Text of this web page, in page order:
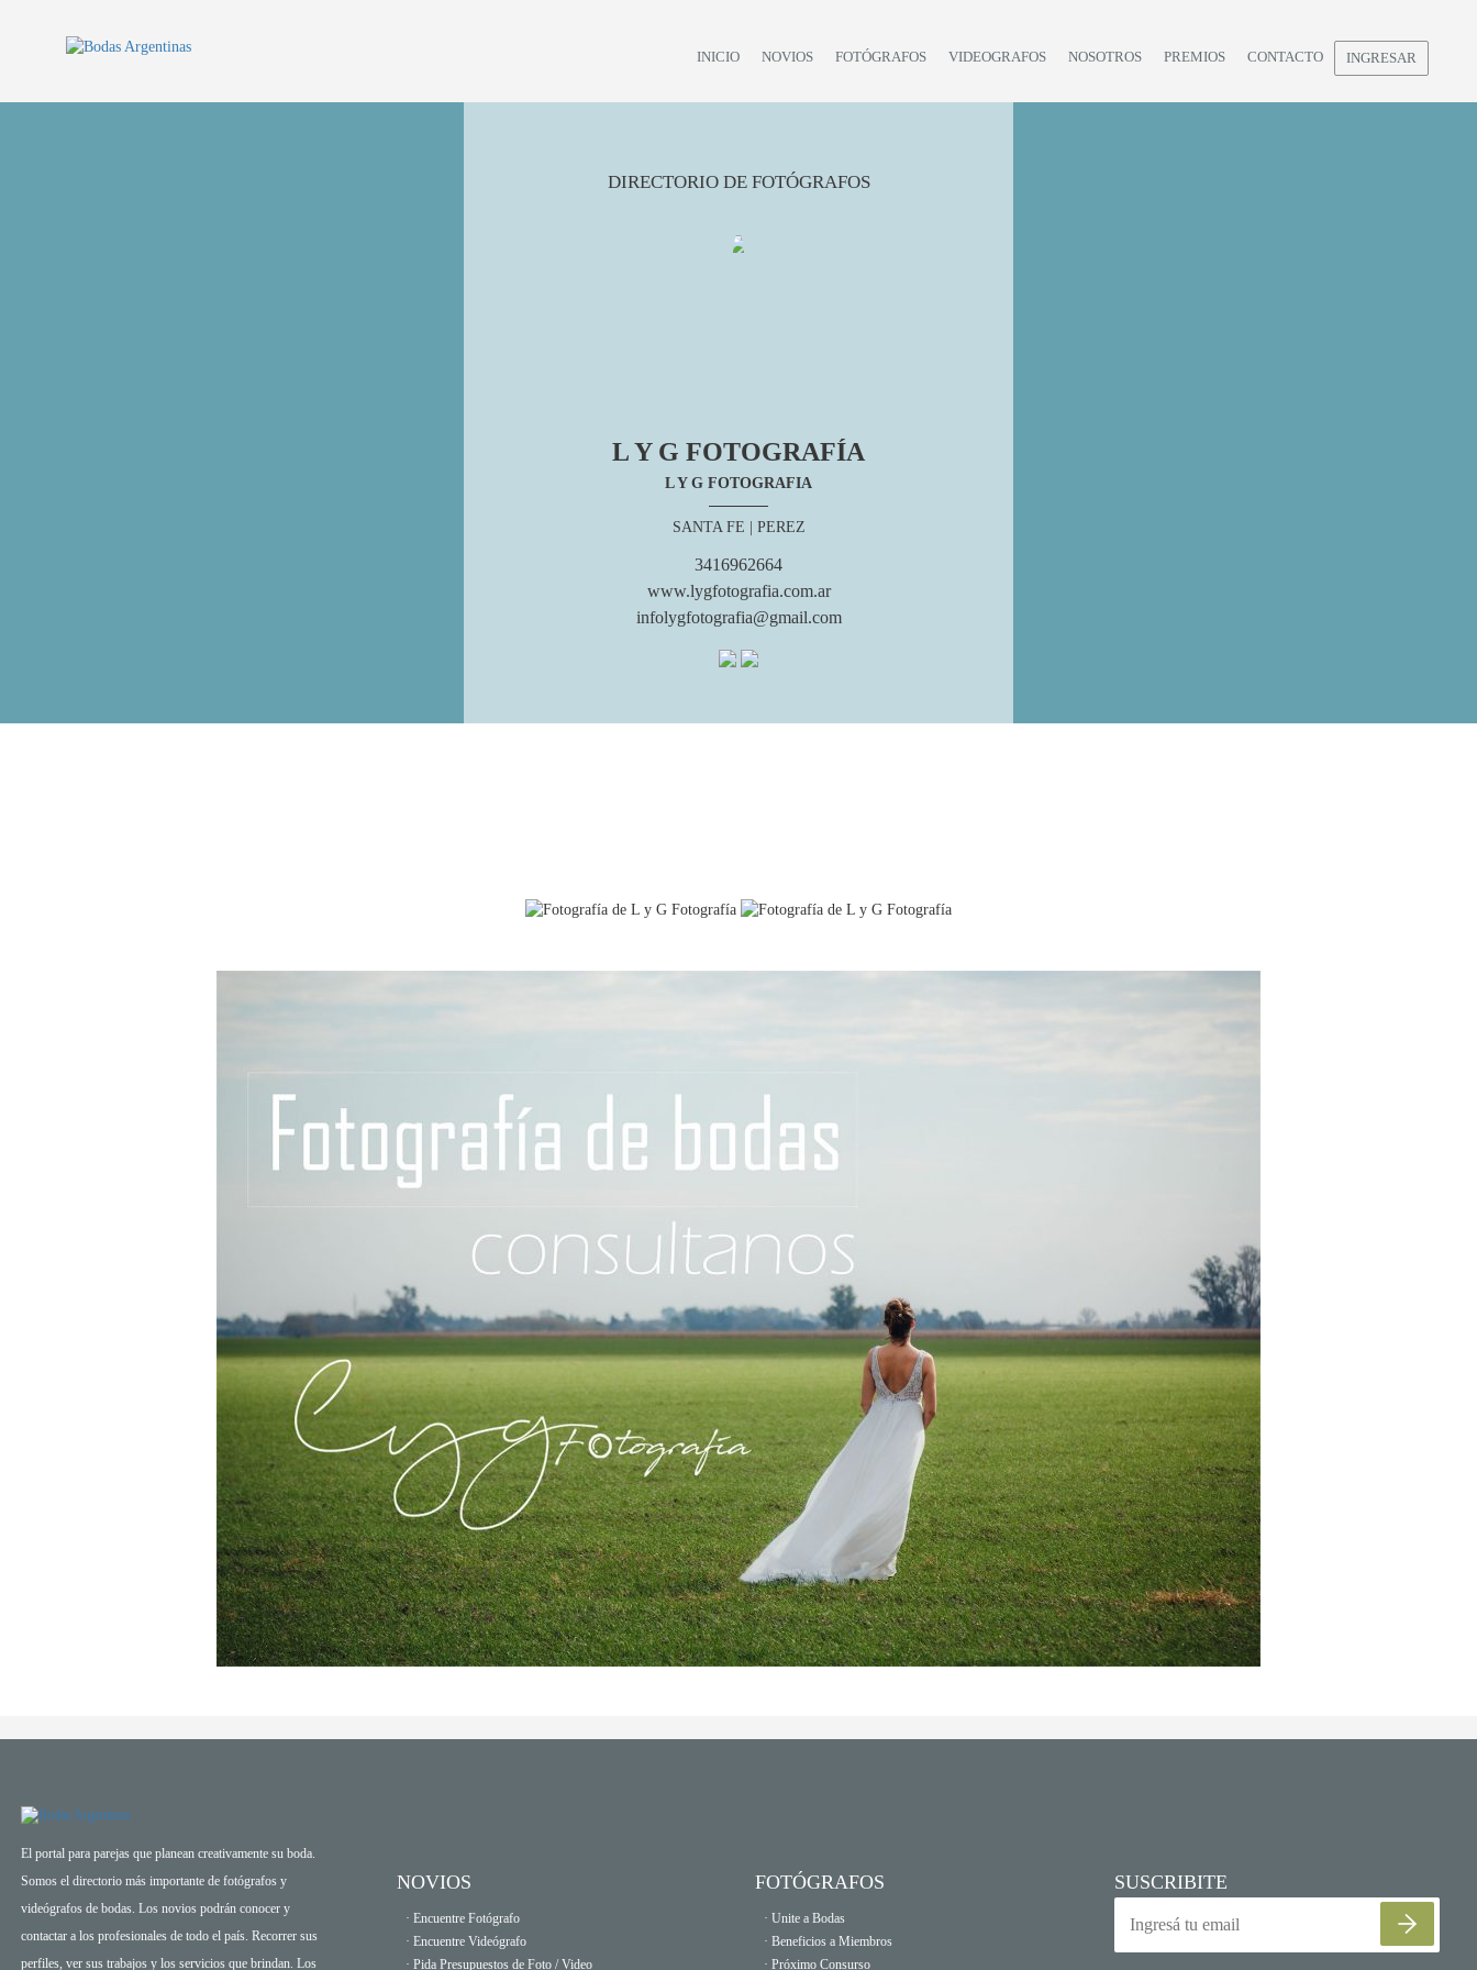
INICIO NOVIOS FOTÓGRAFOS VIDEOGRAFOS NOSOTROS PREMIOS CONTACTO INGRESAR
DIRECTORIO DE FOTÓGRAFOS
L Y G FOTOGRAFÍA
L Y G FOTOGRAFIA
SANTA FE | PEREZ
3416962664
www.lygfotografia.com.ar
infolygfotografia@gmail.com
El portal para parejas que planean creativamente su boda.
Somos el directorio más importante de fotógrafos y
videógrafos de bodas. Los novios podrán conocer y
contactar a los profesionales de todo el país. Recorrer sus
perfiles, ver sus trabajos y los servicios que brindan. Los
NOVIOS
· Encuentre Fotógrafo
· Encuentre Videógrafo
· Pida Presupuestos de Foto / Video
FOTÓGRAFOS
· Unite a Bodas
· Beneficios a Miembros
· Próximo Consurso
SUSCRIBITE